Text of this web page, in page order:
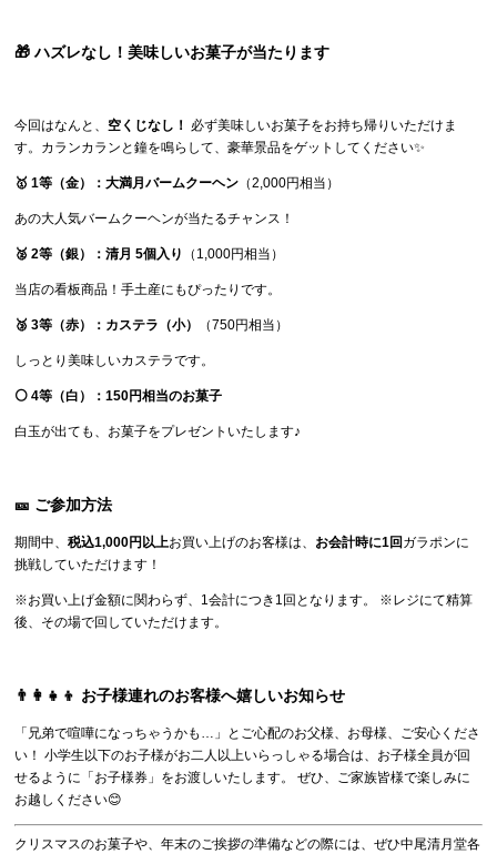
🎁 ハズレなし！美味しいお菓子が当たります
今回はなんと、 空くじなし！
必ず美味しいお菓子をお持ち帰りいただけま
す。カランカランと鐘を鳴らして、豪華景品をゲットしてください✨
🥇 1等（金）：大満月バームクーヘン （2,000円相当）
あの大人気バームクーヘンが当たるチャンス！
🥈 2等（銀）：清月 5個入り （1,000円相当）
当店の看板商品！手土産にもぴったりです。
🥉 3等（赤）：カステラ（小） （750円相当）
しっとり美味しいカステラです。
⚪ 4等（白）：150円相当のお菓子
白玉が出ても、お菓子をプレゼントいたします♪
🎫 ご参加方法
期間中、税込1,000円以上お買い上げのお客様は、 お会計時に1回 ガラポンに
挑戦していただけます！
※お買い上げ金額に関わらず、1会計につき1回となります。 ※レジにて精算
後、その場で回していただけます。
👨‍👩‍👧‍👦 お子様連れのお客様へ嬉しいお知らせ
「兄弟で喧嘩になっちゃうかも…」とご心配のお父様、お母様、ご安心くださ
い！ 小学生以下のお子様がお二人以上いらっしゃる場合は、お子様全員が回
せるように「お子様券」をお渡しいたします。 ぜひ、ご家族皆様で楽しみに
お越しください😊
クリスマスのお菓子や、年末のご挨拶の準備などの際には、ぜひ中尾清月堂各